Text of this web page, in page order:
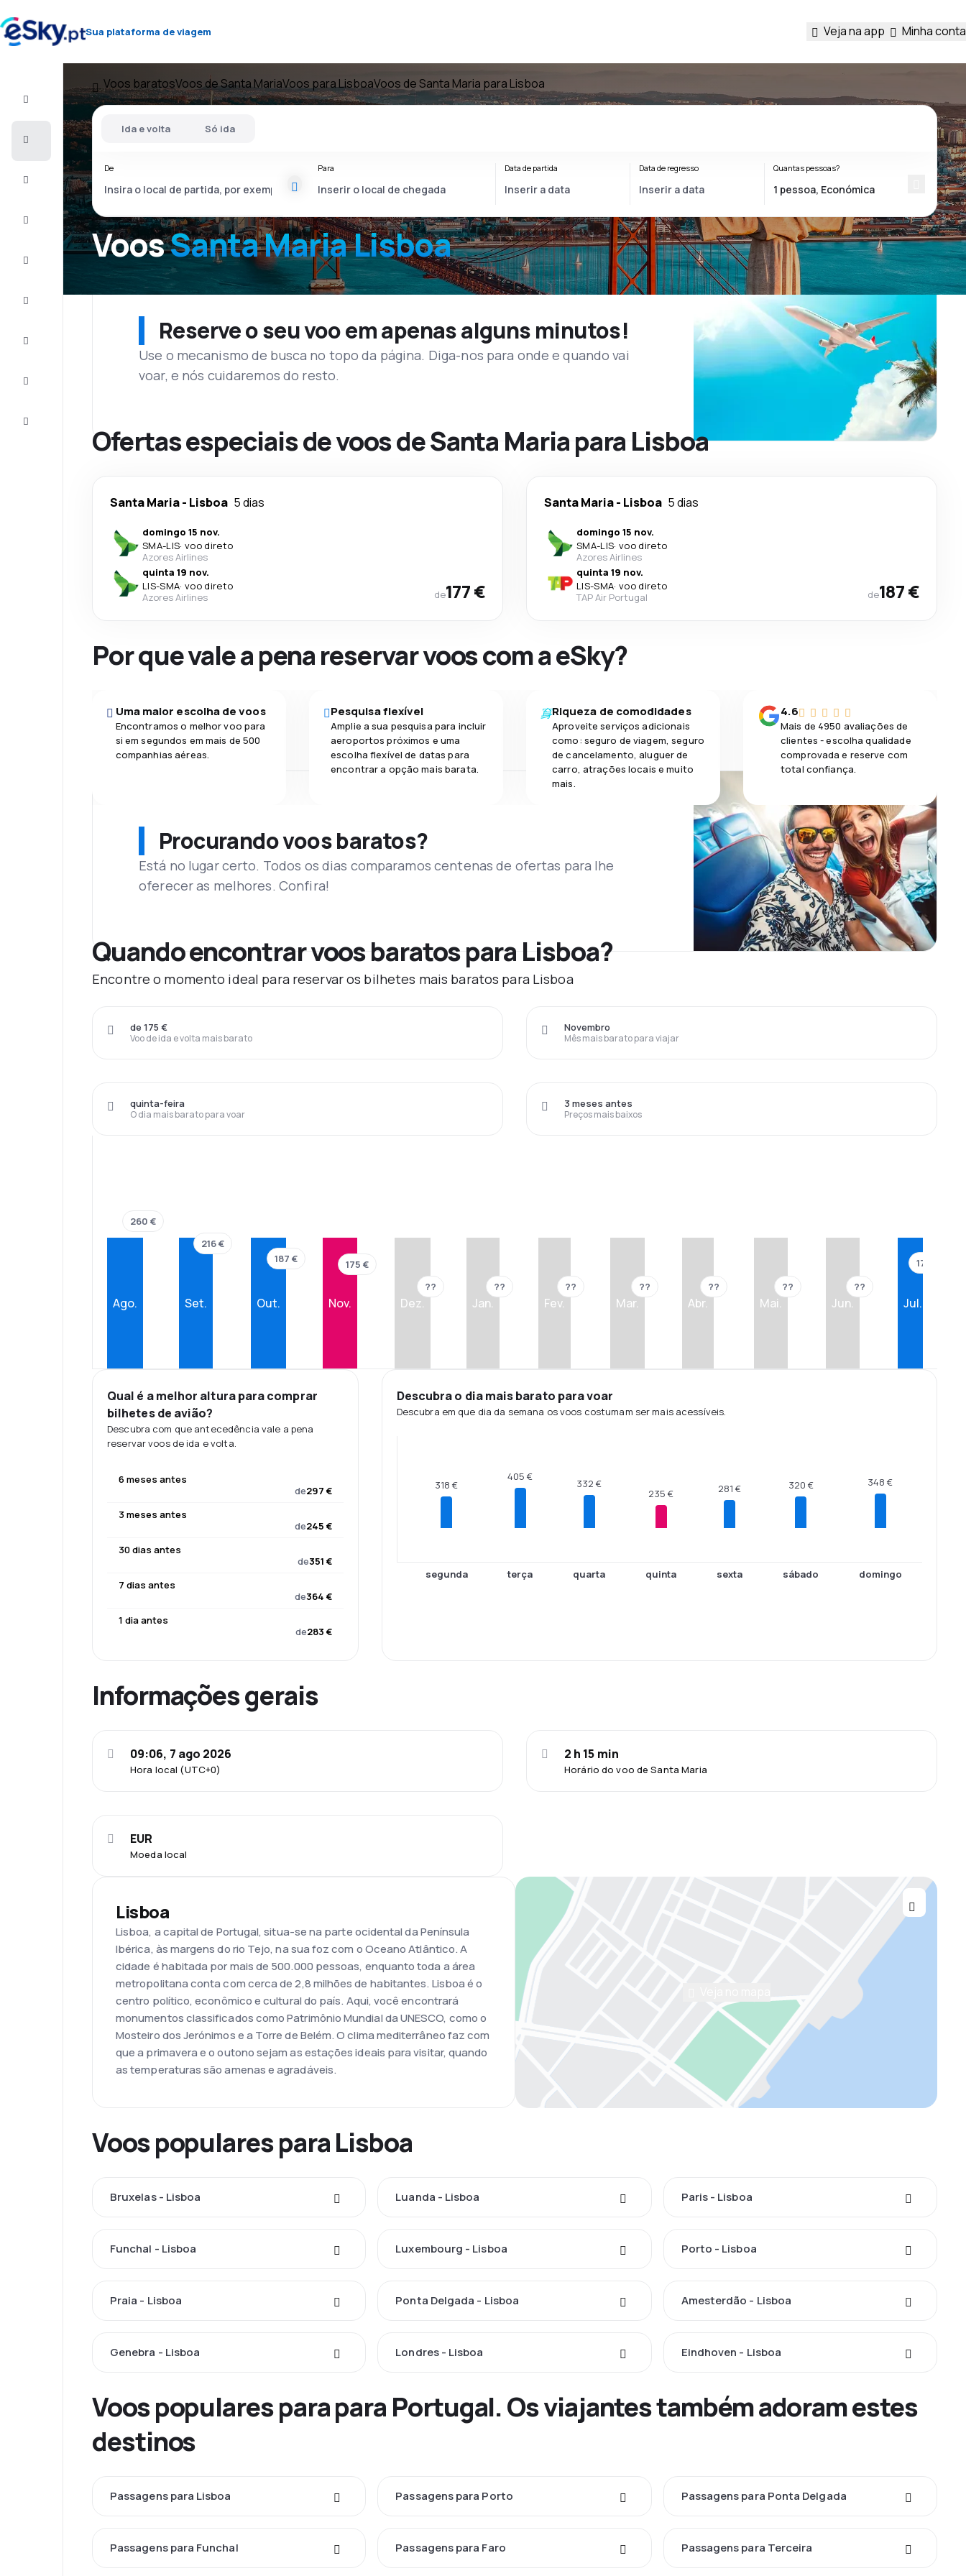
Sua plataforma de viagem Veja na app Minha conta
Voo+Hotel
Voos baratosVoos de Santa MariaVoos para LisboaVoos de Santa Maria para Lisboa
VoosSanta Maria Lisboa
Ida e volta Só ida
De Para Data de partida Data de regresso Quantas pessoas?
Reserve o seu voo em apenas alguns minutos!
Use o mecanismo de busca no topo da página. Diga-nos para onde e quando vai
voar, e nós cuidaremos do resto.
Ofertas especiais de voos de Santa Maria para Lisboa
Santa Maria- Lisboa 5 dias
domingo 15 nov.
SMA-LIS· voo direto
Azores Airlines
quinta 19 nov.
LIS-SMA· voo direto
Azores Airlines
de177 €
Santa Maria- Lisboa 5 dias
domingo 15 nov.
SMA-LIS· voo direto
Azores Airlines
quinta 19 nov.
LIS-SMA· voo direto
TAP Air Portugal
de187 €
Por que vale a pena reservar voos com a eSky?
Uma maior escolha de voos
Encontramos o melhor voo para
si em segundos em mais de 500
companhias aéreas.
Pesquisa flexível
Amplie a sua pesquisa para incluir
aeroportos próximos e uma
escolha flexível de datas para
encontrar a opção mais barata.
Riqueza de comodidades
Aproveite serviços adicionais
como: seguro de viagem, seguro
de cancelamento, aluguer de
carro, atrações locais e muito
mais.
4.6
Mais de 4950 avaliações de
clientes - escolha qualidade
comprovada e reserve com
total confiança.
Procurando voos baratos?
Está no lugar certo. Todos os dias comparamos centenas de ofertas para lhe
oferecer as melhores. Confira!
Quando encontrar voos baratos para Lisboa?
Encontre o momento ideal para reservar os bilhetes mais baratos para Lisboa
Voo de ida e volta mais barato
de 175 €
Mês mais barato para viajar
Novembro
O dia mais barato para voar
quinta-feira
Preços mais baixos
3 meses antes
Ago.
260 €
Set.
216 €
Out.
187 €
Nov.
175 €
Dez.
??
Jan.
??
Fev.
??
Mar.
??
Abr.
??
Mai.
??
Jun.
??
Jul.
177 €
Qual é a melhor altura para comprar
bilhetes de avião?
Descubra com que antecedência vale a pena
reservar voos de ida e volta.
6 meses antes
de297 €
3 meses antes
de245 €
30 dias antes
de351 €
7 dias antes
de364 €
1 dia antes
de283 €
Descubra o dia mais barato para voar
Descubra em que dia da semana os voos costumam ser mais acessíveis.
318 €
segunda
405 €
terça
332 €
quarta
235 €
quinta
281 €
sexta
320 €
sábado
348 €
domingo
Informações gerais
Hora local (UTC+0)
09:06, 7 ago 2026
Horário do voo de Santa Maria
2 h 15 min
Moeda local
EUR
Lisboa
Lisboa, a capital de Portugal, situa-se na parte ocidental da Península
Ibérica, às margens do rio Tejo, na sua foz com o Oceano Atlântico. A
cidade é habitada por mais de 500.000 pessoas, enquanto toda a área
metropolitana conta com cerca de 2,8 milhões de habitantes. Lisboa é o
centro político, econômico e cultural do país. Aqui, você encontrará
monumentos classificados como Patrimônio Mundial da UNESCO, como o
Mosteiro dos Jerónimos e a Torre de Belém. O clima mediterrâneo faz com
que a primavera e o outono sejam as estações ideais para visitar, quando
as temperaturas são amenas e agradáveis.
Voos populares para Lisboa
Bruxelas - Lisboa Luanda - Lisboa Paris - Lisboa
Funchal - Lisboa Luxembourg - Lisboa Porto - Lisboa
Praia - Lisboa Ponta Delgada - Lisboa Amesterdão - Lisboa
Genebra - Lisboa Londres - Lisboa Eindhoven - Lisboa
Voos populares para para Portugal. Os viajantes também adoram estes
destinos
Passagens para Lisboa Passagens para Porto Passagens para Ponta Delgada
Passagens para Funchal Passagens para Faro Passagens para Terceira